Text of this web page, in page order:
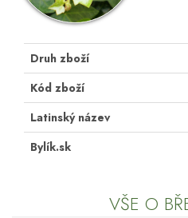
Druh zboží
Kód zboží
Latinský název
Bylík.sk
VŠE O